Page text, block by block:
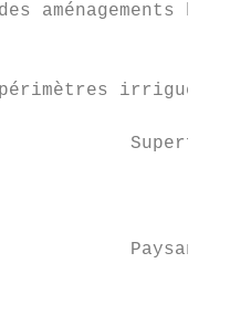
aménagements
irrigués,
Paysannat